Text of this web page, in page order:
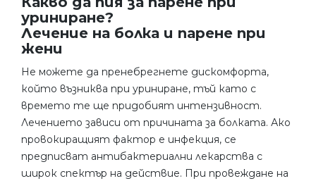
уриниране?
Лечение на болка и парене при
жени
Не можете да пренебрегнете дискомфорта,
който възниква при уриниране, тъй като с
времето те ще придобият интензивност.
Лечението зависи от причината за болката. Ако
провокиращият фактор е инфекция, се
предписват антибактериални лекарства с
широк спектър на действие. При провеждане на